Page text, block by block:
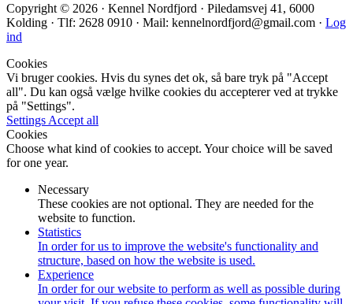
Copyright © 2026 · Kennel Nordfjord · Piledamsvej 41, 6000
Kolding · Tlf: 2628 0910 · Mail: kennelnordfjord@gmail.com · Log
ind
Cookies
Vi bruger cookies. Hvis du synes det ok, så bare tryk på "Accept
all". Du kan også vælge hvilke cookies du accepterer ved at trykke
på "Settings".
Settings Accept all
Cookies
Choose what kind of cookies to accept. Your choice will be saved
for one year.
Necessary
These cookies are not optional. They are needed for the
website to function.
Statistics
In order for us to improve the website's functionality and
structure, based on how the website is used.
Experience
In order for our website to perform as well as possible during